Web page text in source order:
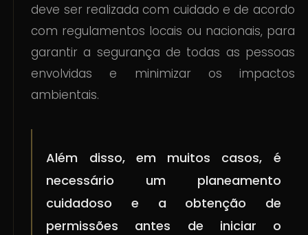
deve ser realizada com cuidado e de acordo
com regulamentos locais ou nacionais, para
garantir a segurança de todas as pessoas
envolvidas e minimizar os impactos
ambientais.
Além disso, em muitos casos, é
necessário um planeamento
cuidadoso e a obtenção de
permissões antes de iniciar o